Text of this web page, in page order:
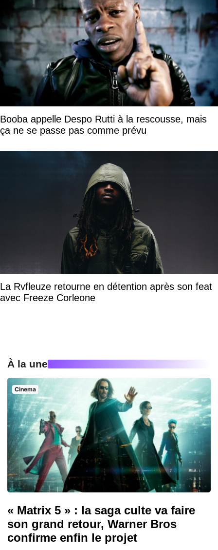
Booba appelle Despo Rutti à la rescousse, mais
ça ne se passe pas comme prévu
La Rvfleuze retourne en détention après son feat
avec Freeze Corleone
À la une
Cinema
« Matrix 5 » : la saga culte va faire
son grand retour, Warner Bros
confirme enfin le projet